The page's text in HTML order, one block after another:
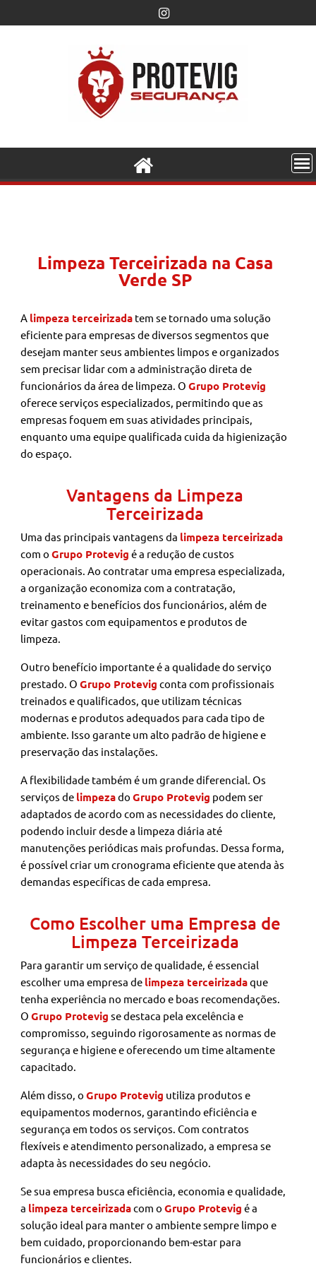
Limpeza Terceirizada na Casa
Verde SP
A limpeza terceirizada tem se tornado uma solução
eficiente para empresas de diversos segmentos que
desejam manter seus ambientes limpos e organizados
sem precisar lidar com a administração direta de
funcionários da área de limpeza. OGrupo Protevig
oferece serviços especializados, permitindo que as
empresas foquem em suas atividades principais,
enquanto uma equipe qualificada cuida da higienização
do espaço.
Vantagens da Limpeza
Terceirizada
Uma das principais vantagens da limpeza terceirizada
com oGrupo Protevig é a redução de custos
operacionais. Ao contratar uma empresa especializada,
a organização economiza com a contratação,
treinamento e benefícios dos funcionários, além de
evitar gastos com equipamentos e produtos de
limpeza.
Outro benefício importante é a qualidade do serviço
prestado. O Grupo Protevig conta com profissionais
treinados e qualificados, que utilizam técnicas
modernas e produtos adequados para cada tipo de
ambiente. Isso garante um alto padrão de higiene e
preservação das instalações.
A flexibilidade também é um grande diferencial. Os
serviços de limpezadoGrupo Protevig podem ser
adaptados de acordo com as necessidades do cliente,
podendo incluir desde a limpeza diária até
manutenções periódicas mais profundas. Dessa forma,
é possível criar um cronograma eficiente que atenda às
demandas específicas de cada empresa.
Como Escolher uma Empresa de
Limpeza Terceirizada
Para garantir um serviço de qualidade, é essencial
escolher uma empresa de limpeza terceirizadaque
tenha experiência no mercado e boas recomendações.
OGrupo Protevig se destaca pela excelência e
compromisso, seguindo rigorosamente as normas de
segurança e higiene e oferecendo um time altamente
capacitado.
Além disso, o Grupo Protevig utiliza produtos e
equipamentos modernos, garantindo eficiência e
segurança em todos os serviços. Com contratos
flexíveis e atendimento personalizado, a empresa se
adapta às necessidades do seu negócio.
Se sua empresa busca eficiência, economia e qualidade,
a limpeza terceirizadacom oGrupo Protevig é a
solução ideal para manter o ambiente sempre limpo e
bem cuidado, proporcionando bem-estar para
funcionários e clientes.